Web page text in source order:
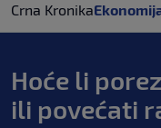
Crna Kronika
Hoće li
ili povećati